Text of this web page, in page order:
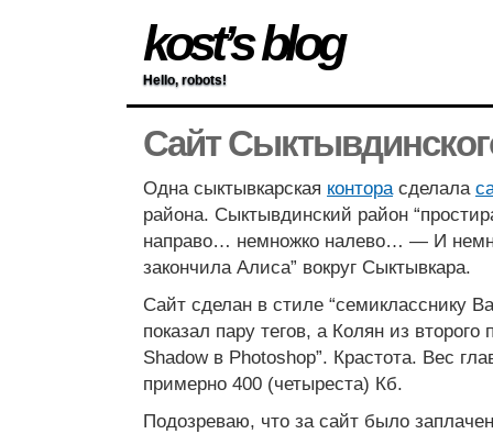
kost’s blog
Hello, robots!
Сайт
Одна сыктывкарская конторасделала
района. Сыктывдинский район
направо… немножко налево… — И
закончила Алиса” вокруг Сыктывкара.
Сайт сделан в стиле “семикласснику
показал пару тегов, а Колян из
Shadow в Photoshop”. Крастота. Вес
примерно 400 (четыреста) Кб.
Подозреваю, что за сайт было